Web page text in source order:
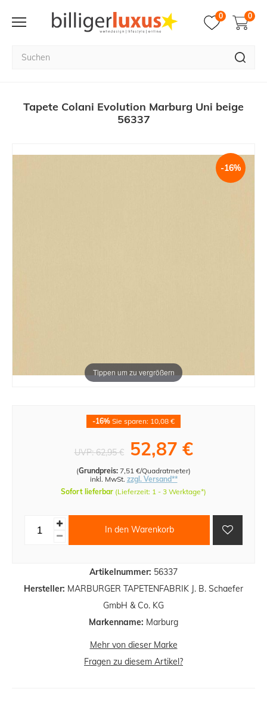
0 0
Tapete Colani Evolution Marburg Uni beige
56337
Tippen um zu vergrößern
-16%
Artikelnummer: 56337
Hersteller: MARBURGER TAPETENFABRIK J. B. Schaefer
GmbH & Co. KG
Markenname: Marburg
-16% Sie sparen: 10,08 €
UVP:62,95 € 52,87 €
(Grundpreis: 7,51 €/Quadratmeter)
inkl. MwSt. zzgl. Versand**
Sofort lieferbar (Lieferzeit: 1 - 3 Werktage*)
In den Warenkorb
Mehr von dieser Marke
Fragen zu diesem Artikel?